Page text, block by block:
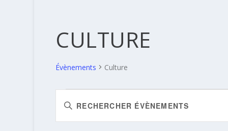
CULTURE
Évènements Culture
FOR
29
ET
NAVIGATION
Saisir
mot-
clé.